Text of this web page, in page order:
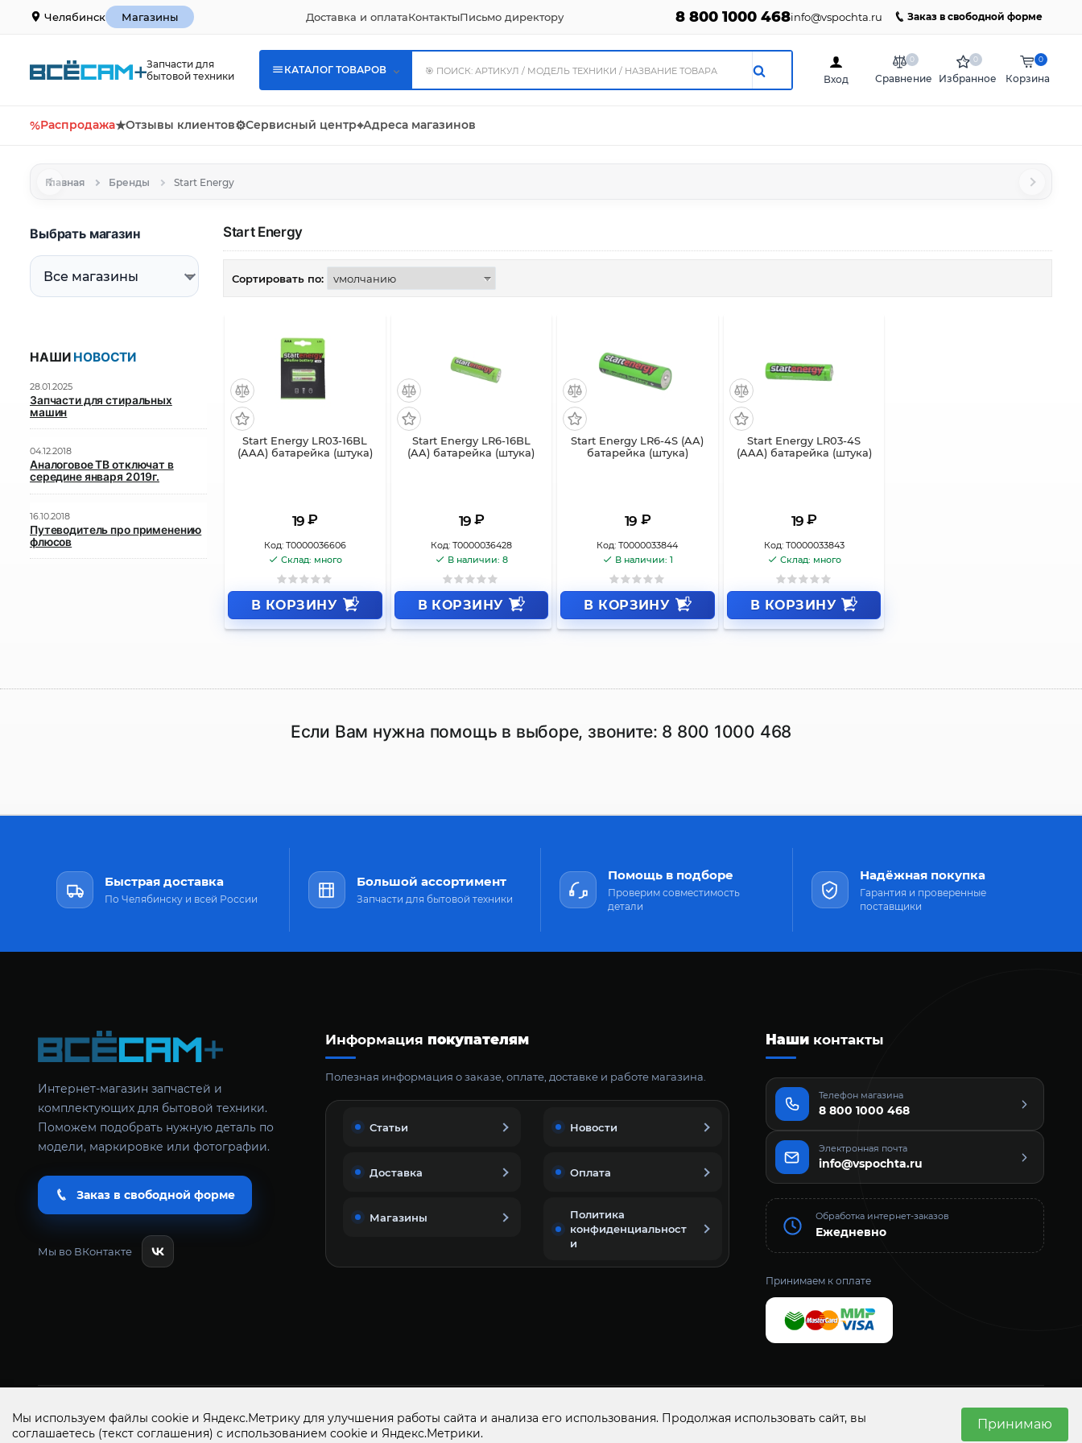
Челябинск Магазины Доставка и оплатаКонтактыПисьмо директору 8 800 1000 468info@vspochta.ru Заказ в свободной форме
Запчасти для
бытовой техники
КАТАЛОГ ТОВАРОВ
Вход Сравнение
0
Избранное
0
Корзина
0
%Распродажа★Отзывы клиентов⚙Сервисный центр⌖Адреса магазинов
Главная Бренды Start Energy
Выбрать магазин Start Energy
Сортировать по:
Start Energy LR03-16BL
(AAA) батарейка (штука)
19 ₽
Код: Т0000036606
Склад: много
В КОРЗИНУ
Start Energy LR6-16BL
(AA) батарейка (штука)
19 ₽
Код: Т0000036428
В наличии: 8
В КОРЗИНУ
Start Energy LR6-4S (AA)
батарейка (штука)
19 ₽
Код: Т0000033844
В наличии: 1
В КОРЗИНУ
Start Energy LR03-4S
(AAA) батарейка (штука)
19 ₽
Код: Т0000033843
Склад: много
В КОРЗИНУ
НАШИ НОВОСТИ
28.01.2025
Запчасти для стиральных
машин
04.12.2018
Аналоговое ТВ отключат в
середине января 2019г.
16.10.2018
Путеводитель про применению
флюсов
Если Вам нужна помощь в выборе, звоните: 8 800 1000 468
Быстрая доставка
По Челябинску и всей России
Большой ассортимент
Запчасти для бытовой техники
Помощь в подборе
Проверим совместимость
детали
Надёжная покупка
Гарантия и проверенные
поставщики
Интернет-магазин запчастей и
комплектующих для бытовой техники.
Поможем подобрать нужную деталь по
модели, маркировке или фотографии.
Заказ в свободной форме
Мы во ВКонтакте
Информация покупателям
Полезная информация о заказе, оплате, доставке и работе магазина.
Статьи Новости
Доставка Оплата
Магазины
Политика
конфиденциальност
и
Нашиконтакты
Телефон магазина
8 800 1000 468
Электронная почта
info@vspochta.ru
Обработка интернет-заказов
Ежедневно
Принимаем к оплате
Всё Сам+ запчасти и аксессуары для бытовой техники © 2015-2026 ООО «ДОМАШНИЙ МАСТЕР»ОГРН 1157456021161ИНН 7452127894 г. Челябинск, пр. Ленина, д. 24, офис 53
Мы используем файлы cookie и Яндекс.Метрику для улучшения работы сайта и анализа его использования. Продолжая использовать сайт, вы
соглашаетесь (текст соглашения) с использованием cookie и Яндекс.Метрики.
Принимаю